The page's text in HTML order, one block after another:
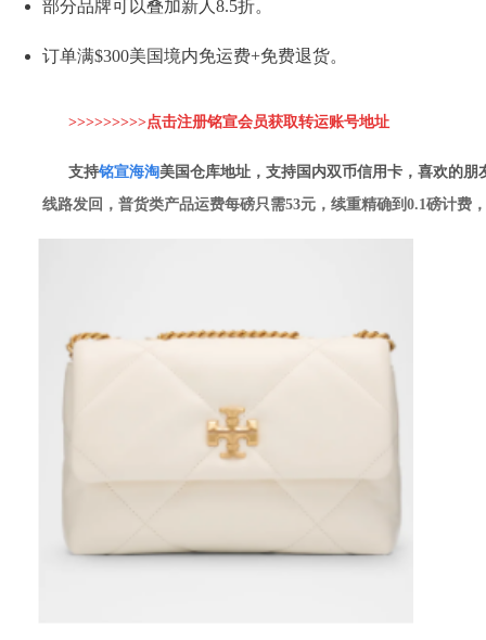
部分品牌可以叠加新人8.5折。
订单满$300美国境内免运费+免费退货。
>>>>>>>>>点击注册铭宣会员获取转运账号地址
支持铭宣海淘美国仓库地址，支持国内双币信用卡，喜欢的朋
线路发回，普货类产品运费每磅只需53元，续重精确到0.1磅计费，